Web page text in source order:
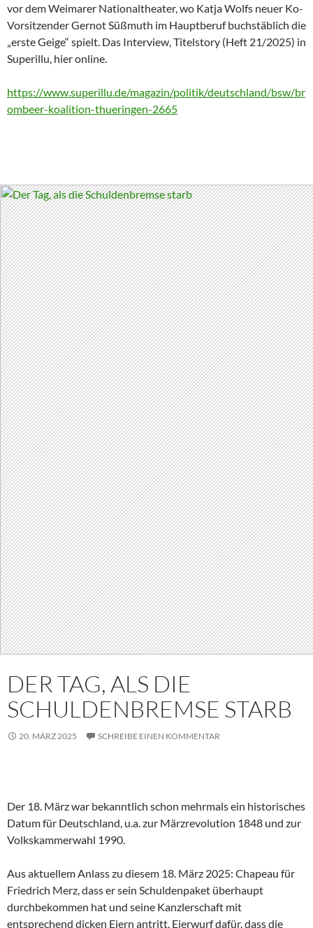
vor dem Weimarer Nationaltheater, wo Katja Wolfs neuer Ko-
Vorsitzender Gernot Süßmuth im Hauptberuf buchstäblich die
„erste Geige“ spielt. Das Interview, Titelstory (Heft 21/2025) in
Superillu, hier online.
https://www.superillu.de/magazin/politik/deutschland/bsw/br
ombeer-koalition-thueringen-2665
DER TAG, ALS DIE
SCHULDENBREMSE STARB
20. MÄRZ 2025 SCHREIBE EINEN KOMMENTAR
Der 18. März war bekanntlich schon mehrmals ein historisches
Datum für Deutschland, u.a. zur Märzrevolution 1848 und zur
Volkskammerwahl 1990.
Aus aktuellem Anlass zu diesem 18. März 2025: Chapeau für
Friedrich Merz, dass er sein Schuldenpaket überhaupt
durchbekommen hat und seine Kanzlerschaft mit
entsprechend dicken Eiern antritt. Eierwurf dafür, dass die